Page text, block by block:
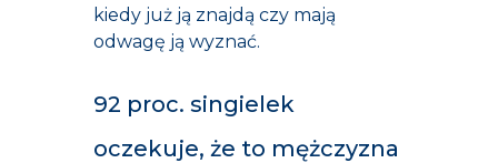
kiedy już ją znajdą czy mają
odwagę ją wyznać.
92 proc. singielek
oczekuje, że to mężczyzna